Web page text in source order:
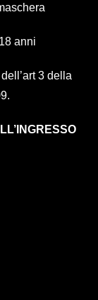
anni
3 della